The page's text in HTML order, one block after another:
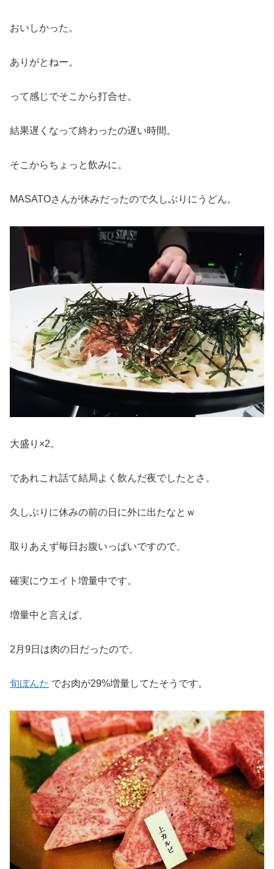
おいしかった。
ありがとねー。
って感じでそこから打合せ。
結果遅くなって終わったの遅い時間。
そこからちょっと飲みに。
MASATOさんが休みだったので久しぶりにうどん。
大盛り×2。
であれこれ話て結局よく飲んだ夜でしたとさ。
久しぶりに休みの前の日に外に出たなとｗ
取りあえず毎日お腹いっぱいですので、
確実にウエイト増量中です。
増量中と言えば、
2月9日は肉の日だったので、
旬ぼんた でお肉が29%増量してたそうです。